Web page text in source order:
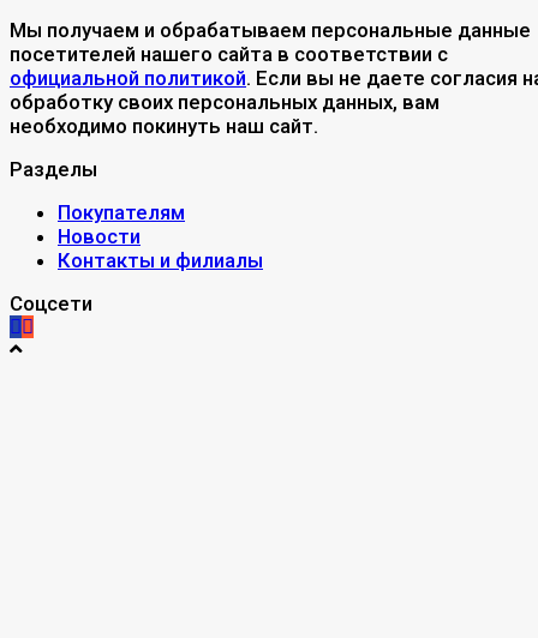
Мы получаем и обрабатываем персональные данные
посетителей нашего сайта в соответствии с
официальной политикой. Если вы не даете согласия
обработку своих персональных данных, вам
необходимо покинуть наш сайт.
Разделы
Покупателям
Новости
Контакты и филиалы
Соцсети